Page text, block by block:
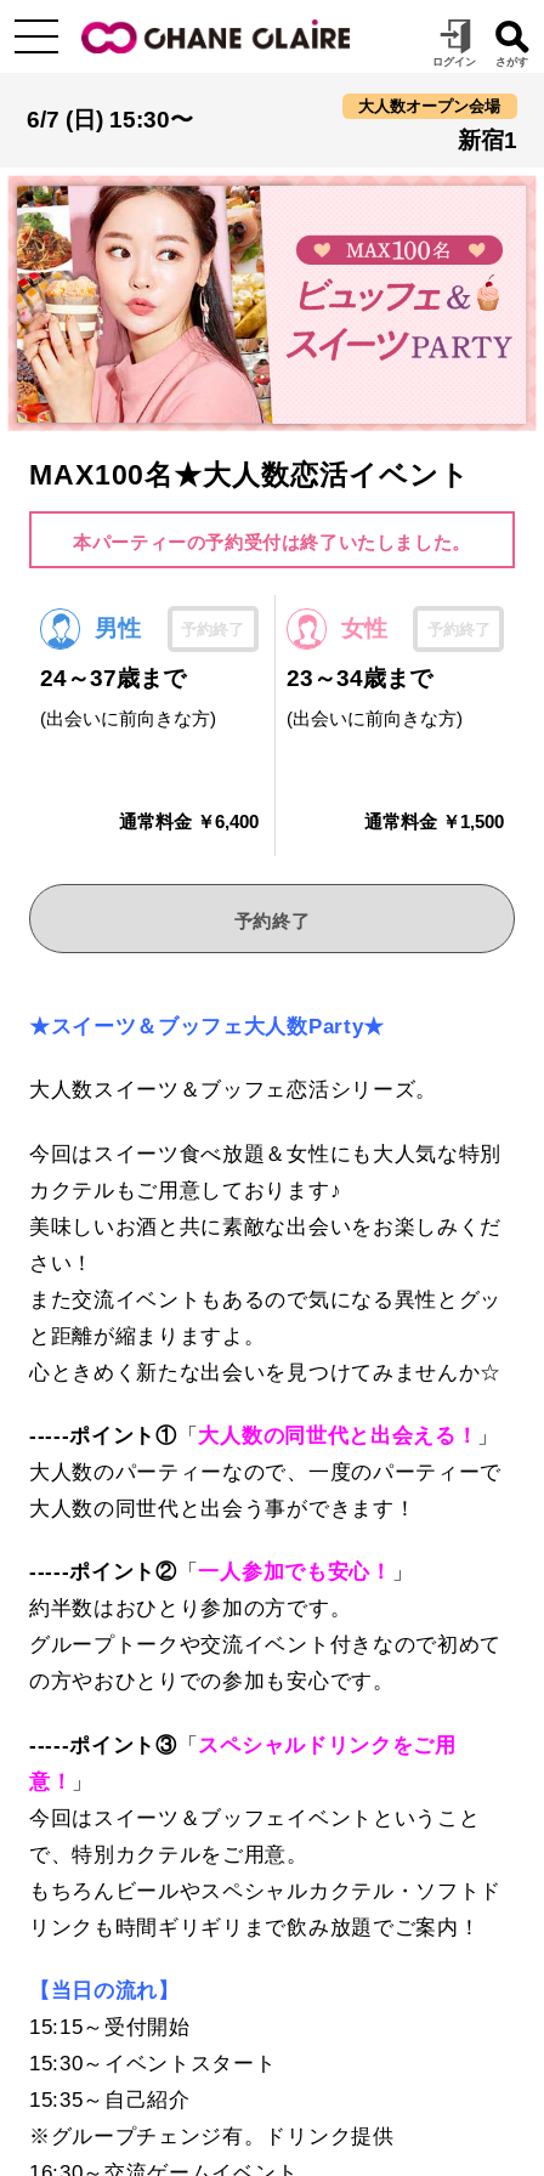
6/7 (日) 15:30〜
大人数オープン会場
新宿1
MAX100名★大人数恋活イベント
本パーティーの予約受付は終了いたしました。
男性 予約終了
24～37歳まで
(出会いに前向きな方)
通常料金 ￥6,400
女性 予約終了
23～34歳まで
(出会いに前向きな方)
通常料金 ￥1,500
予約終了
★スイーツ＆ブッフェ大人数Party★
大人数スイーツ＆ブッフェ恋活シリーズ。
今回はスイーツ食べ放題＆女性にも大人気な特別
カクテルもご用意しております♪
美味しいお酒と共に素敵な出会いをお楽しみくだ
さい！
また交流イベントもあるので気になる異性とグッ
と距離が縮まりますよ。
心ときめく新たな出会いを見つけてみませんか☆
-----ポイント①「大人数の同世代と出会える！
」
大人数のパーティーなので、一度のパーティーで
大人数の同世代と出会う事ができます！
-----ポイント②「一人参加でも安心！
」
約半数はおひとり参加の方です。
グループトークや交流イベント付きなので初めて
の方やおひとりでの参加も安心です。
-----ポイント③「スペシャルドリンクをご用
意！
」
今回はスイーツ＆ブッフェイベントということ
で、特別カクテルをご用意。
もちろんビールやスペシャルカクテル・ソフトド
リンクも時間ギリギリまで飲み放題でご案内！
【当日の流れ】
15:15～受付開始
15:30～イベントスタート
15:35～自己紹介
※グループチェンジ有。ドリンク提供